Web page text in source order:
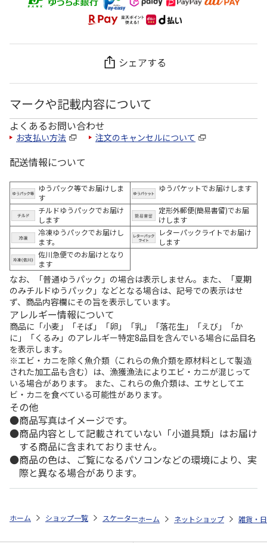
シェアする
マークや記載内容について
よくあるお問い合わせ
お支払い方法 注文のキャンセルについて
配送情報について
ゆうパック等でお届けしま
す
ゆうパケットでお届けします
チルドゆうパックでお届け
します
定形外郵便(簡易書留)でお届
けします
冷凍ゆうパックでお届けし
ます。
レターパックライトでお届け
します
佐川急便でのお届けとなり
ます
なお、「普通ゆうパック」の場合は表示しません。また、「夏期
のみチルドゆうパック」などとなる場合は、記号での表示はせ
ず、商品内容欄にその旨を表示しています。
アレルギー情報について
商品に「小麦」「そば」「卵」「乳」「落花生」「えび」「か
に」「くるみ」のアレルギー特定8品目を含んでいる場合に品目名
を表示します。
※エビ・カニを除く魚介類（これらの魚介類を原材料として製造
された加工品も含む）は、漁獲漁法によりエビ・カニが混じって
いる場合があります。 また、これらの魚介類は、エサとしてエ
ビ・カニを食べている可能性があります。
その他
商品写真はイメージです。
商品内容として記載されていない「小道具類」はお届け
する商品に含まれておりません。
商品の色は、ご覧になるパソコンなどの環境により、実
際と異なる場合があります。
ホーム ショップ一覧 スケーター スタイリッシュブローボトル
ホーム ネットショップ 雑貨・